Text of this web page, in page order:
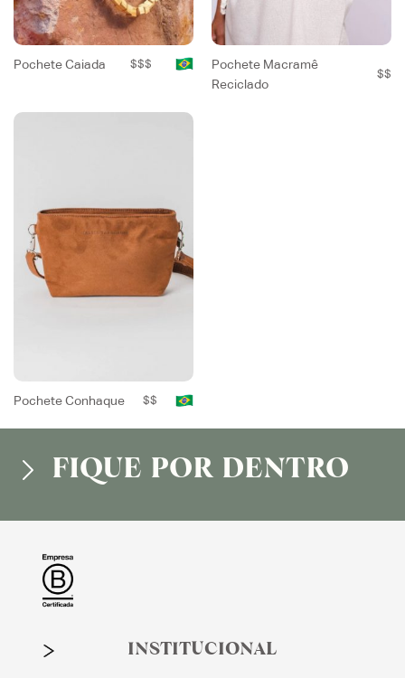
Pochete Caiada $$$
Pochete Macramê
Reciclado
$$
Pochete Conhaque $$
FIQUE POR DENTRO
INSTITUCIONAL